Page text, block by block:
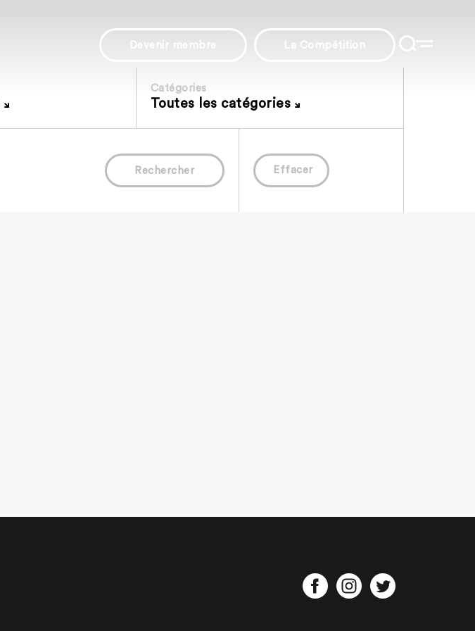
Devenir membre La Compétition
Catégories
Toutes les catégories
Rechercher Effacer